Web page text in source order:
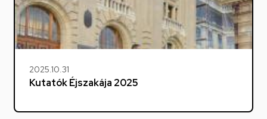
2025.10.31
Kutatók Éjszakája 2025